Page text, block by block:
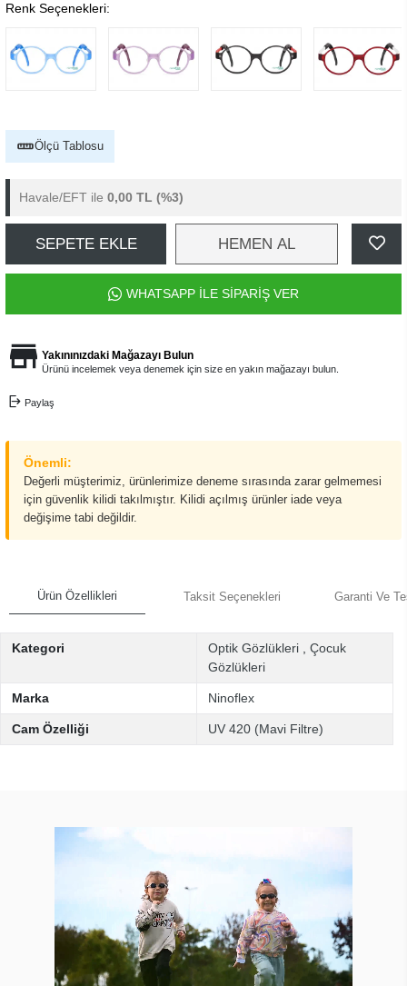
Renk Seçenekleri:
Ölçü Tablosu
Havale/EFT ile 0,00 TL (%3)
SEPETE EKLE HEMEN AL
WHATSAPP İLE SİPARİŞ VER
Yakınınızdaki Mağazayı Bulun
Ürünü incelemek veya denemek için size en yakın mağazayı bulun.
Paylaş
Önemli:
Değerli müşterimiz, ürünlerimize deneme sırasında zarar gelmemesi
için güvenlik kilidi takılmıştır. Kilidi açılmış ürünler iade veya
değişime tabi değildir.
Ürün Özellikleri Taksit Seçenekleri Garanti Ve
Kategori Optik Gözlükleri
Çocuk
Gözlükleri
Marka Ninoflex
Cam Özelliği UV 420 (Mavi Filtre)